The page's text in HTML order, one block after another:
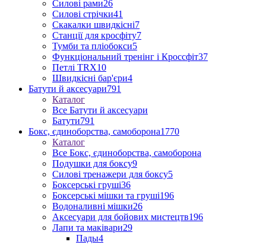
Силові рами26
Силові стрічки41
Скакалки швидкісні7
Станції для кросфіту7
Тумби та пліобокси5
Функціональний тренінг і Кроссфіт37
Петлі TRX10
Швидкісні бар'єри4
Батути й аксесуари791
Каталог
Все Батути й аксесуари
Батути791
Бокс, єдиноборства, самоборона1770
Каталог
Все Бокс, єдиноборства, самоборона
Подушки для боксу9
Силові тренажери для боксу5
Боксерські груші36
Боксерські мішки та груші196
Водоналивні мішки26
Аксесуари для бойових мистецтв196
Лапи та маківари29
Пады4